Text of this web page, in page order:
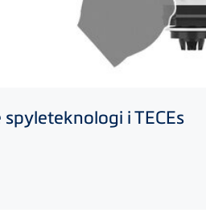
spyleteknologi iTECEs